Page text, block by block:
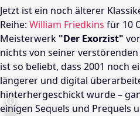
Jetzt ist ein noch älterer
Reihe: William Friedkins für 10
Meisterwerk "Der Exorzist"
nichts von seiner
ist so beliebt, dass 2001 noch
längerer und digital
hinterhergeschickt wurde –
einigen Sequels und Prequels